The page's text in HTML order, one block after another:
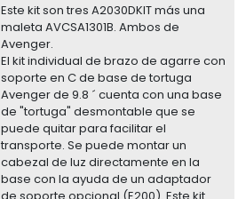
Este kit son tres A2030DKIT más una
maleta AVCSA1301B. Ambos de
Avenger.
El kit individual de brazo de agarre con
soporte en C de base de tortuga
Avenger de 9.8 ´ cuenta con una base
de "tortuga" desmontable que se
puede quitar para facilitar el
transporte. Se puede montar un
cabezal de luz directamente en la
base con la ayuda de un adaptador